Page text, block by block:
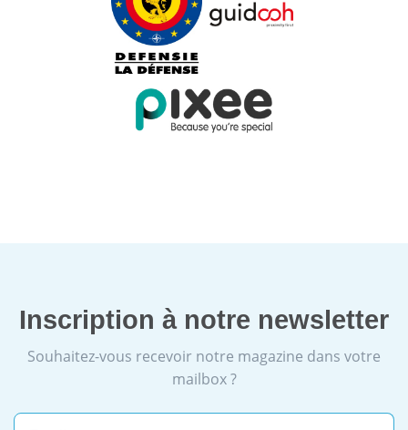
Inscription à notre newsletter
Souhaitez-vous recevoir notre magazine dans votre
mailbox ?
Email